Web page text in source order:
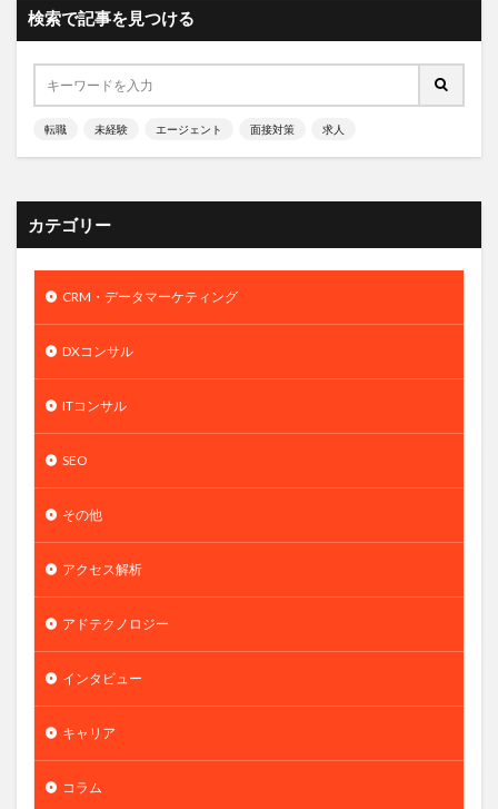
検索で記事を見つける
転職 未経験 エージェント 面接対策 求人
カテゴリー
CRM・データマーケティング
DXコンサル
ITコンサル
SEO
その他
アクセス解析
アドテクノロジー
インタビュー
キャリア
コラム